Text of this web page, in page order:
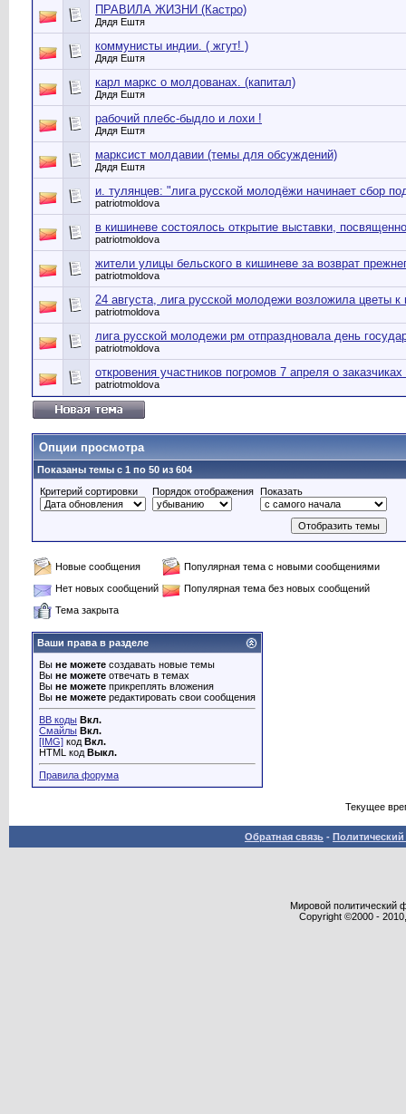
ПРАВИЛА ЖИЗНИ (Кастро)
Дядя Ештя
коммунисты индии. ( жгут! )
Дядя Ештя
карл маркс о молдованах. (капитал)
Дядя Ештя
рабочий плебс-быдло и лохи !
Дядя Ештя
марксист молдавии (темы для обсуждений)
Дядя Ештя
и. тулянцев: "лига русской молодёжи начинает сбор
patriotmoldova
в кишиневе состоялось открытие выставки,
patriotmoldova
жители улицы бельского в кишиневе за возврат
patriotmoldova
24 августа, лига русской молодежи возложила цветы
patriotmoldova
лига русской молодежи рм отпраздновала день
patriotmoldova
откровения участников погромов 7 апреля о
patriotmoldova
Опции просмотра
Показаны темы с 1 по 50 из 604
Критерий сортировки
Порядок отображения Показать
Новые сообщения
Популярная тема с новыми сообщениями
Нет новых сообщений
Популярная тема без новых сообщений
Тема закрыта
Ваши права в разделе
Вы не можете создавать новые темы
Вы не можете отвечать в темах
Вы не можете прикреплять вложения
Вы не можете редактировать свои сообщения
BB коды Вкл.
Смайлы Вкл.
[IMG] код Вкл.
HTML код Выкл.
Правила форума
Текущее
Обратная связь -
Мировой политический
Copyright ©2000 -